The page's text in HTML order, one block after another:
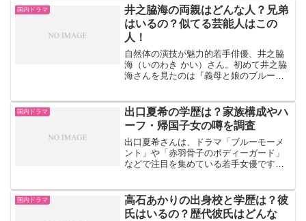
婚』や2026年の『娘の命を奪ったヤツを
殺すのは罪です...
国内ドラマ
井之脇海の両親はどんな人？兄弟
はいるの？似てる芸能人はこの
人！
自然体の演技が魅力的若手俳優、井之脇
海（いのわき かい）さん。初めて井之脇
海さんを見たのは『義母と娘のブルー
い。でもだからこそリアリティが増し、
「こんな人、実際にいそうだ...
国内ドラマ
出口夏希の学歴は？家族構成やハ
ーフ・帰国子女の噂を調査
出口夏希さんは、ドラマ「ブルーモーメ
ント」や「赤羽骨子のボディーガード」
などで注目を集めている若手女優です。
の記事では、出口夏希さんについて・学
歴・家族構成・ハーフや帰...
国内ドラマ
高石あかりの出身校と学歴は？彼
氏はいるの？歴代彼氏はどんな